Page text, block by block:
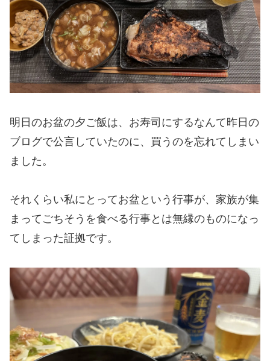
明日のお盆の夕ご飯は、お寿司にするなんて昨日の
ブログで公言していたのに、買うのを忘れてしまい
ました。
それくらい私にとってお盆という行事が、家族が集
まってごちそうを食べる行事とは無縁のものになっ
てしまった証拠です。